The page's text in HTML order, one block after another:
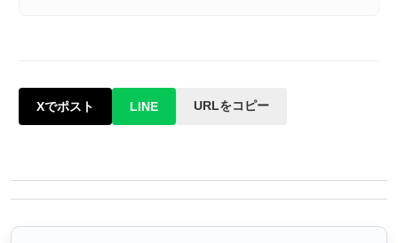
Xでポスト LINE URLをコピー